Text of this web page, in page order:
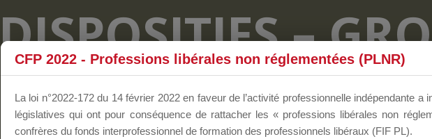
DISPOSITIFS –
FORUM DÉDIÉS
CFP 2022 - Professions libérales non réglementées (PLNR)
La loi n°2022-172 du 14 février 2022 en faveur de l’activité professionnelle indépendante a
législatives qui ont pour conséquence de rattacher les « professions libérales non
confrères du fonds interprofessionnel de formation des professionnels libéraux (FIF PL).